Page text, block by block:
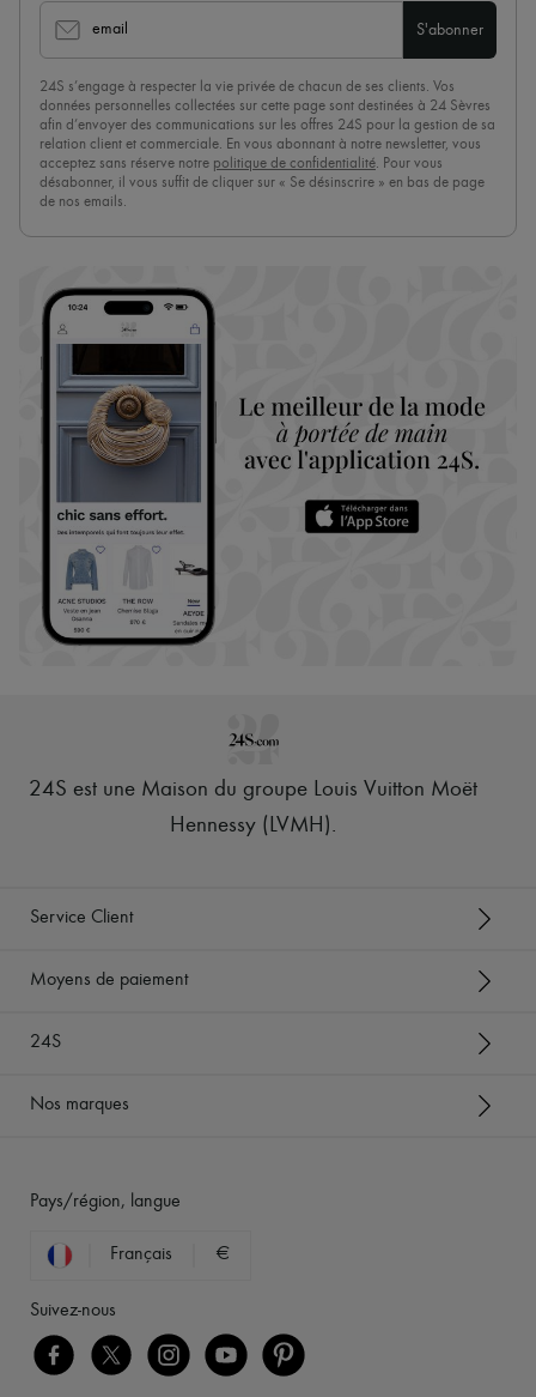
email S'abonner
24S s’engage à respecter la vie privée de chacun de ses clients. Vos
données personnelles collectées sur cette page sont destinées à 24 Sèvres
afin d’envoyer des communications sur les offres 24S pour la gestion de sa
relation client et commerciale. En vous abonnant à notre newsletter, vous
acceptez sans réserve notre politique de confidentialité. Pour vous
désabonner, il vous suffit de cliquer sur « Se désinscrire » en bas de page
de nos emails.
24S est une Maison du groupe Louis Vuitton Moët
Hennessy (LVMH).
Service Client
Moyens de paiement
24S
Nos marques
Pays/région, langue
Français €
Suivez-nous